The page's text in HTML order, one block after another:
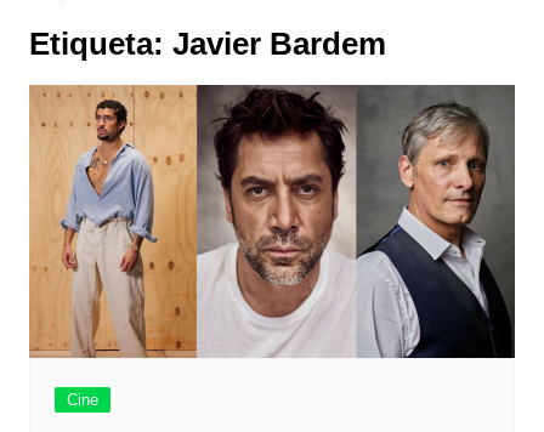
Etiqueta: Javier Bardem
Cine